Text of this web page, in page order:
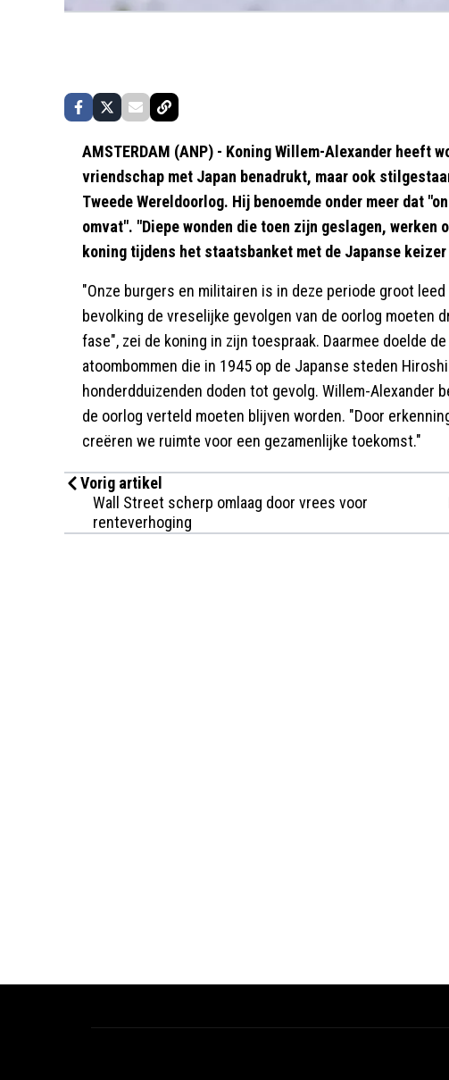
AMSTERDAM (ANP) - Koning Willem-Alexander heeft
vriendschap met Japan benadrukt, maar ook
Tweede Wereldoorlog. Hij benoemde onder meer dat
omvat". "Diepe wonden die toen zijn geslagen, werken
koning tijdens het staatsbanket met de Japanse
"Onze burgers en militairen is in deze periode groot
bevolking de vreselijke gevolgen van de oorlog moeten
fase", zei de koning in zijn toespraak. Daarmee doelde
atoombommen die in 1945 op de Japanse steden
honderdduizenden doden tot gevolg. Willem-Alexander
de oorlog verteld moeten blijven worden. "Door
creëren we ruimte voor een gezamenlijke toekomst."
Vorig artikel
Wall Street scherp omlaag door vrees voor
renteverhoging